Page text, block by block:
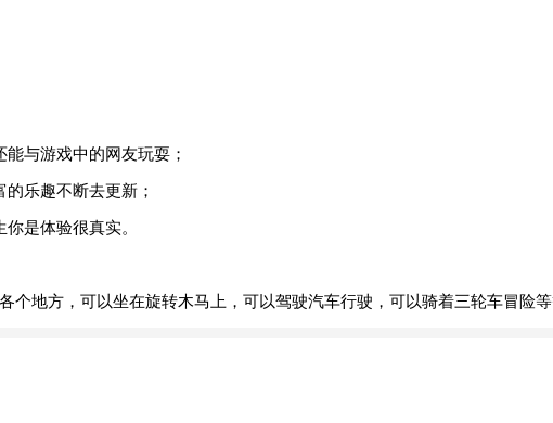
与游戏中的网友玩耍；
乐趣不断去更新；
是体验很真实。
地方，可以坐在旋转木马上，可以驾驶汽车行驶，可以骑着三轮车冒险